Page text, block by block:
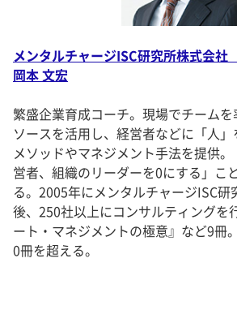
メンタルチャージISC研究所株式会
岡本 文宏
繁盛企業育成コーチ。現場でチーム
ソースを活用し、経営者などに「人
メソッドやマネジメント手法を提供
営者、組織のリーダーを0にする」こ
る。2005年にメンタルチャージISC研
後、250社以上にコンサルティングを
ート・マネジメントの極意』など9冊
0冊を超える。